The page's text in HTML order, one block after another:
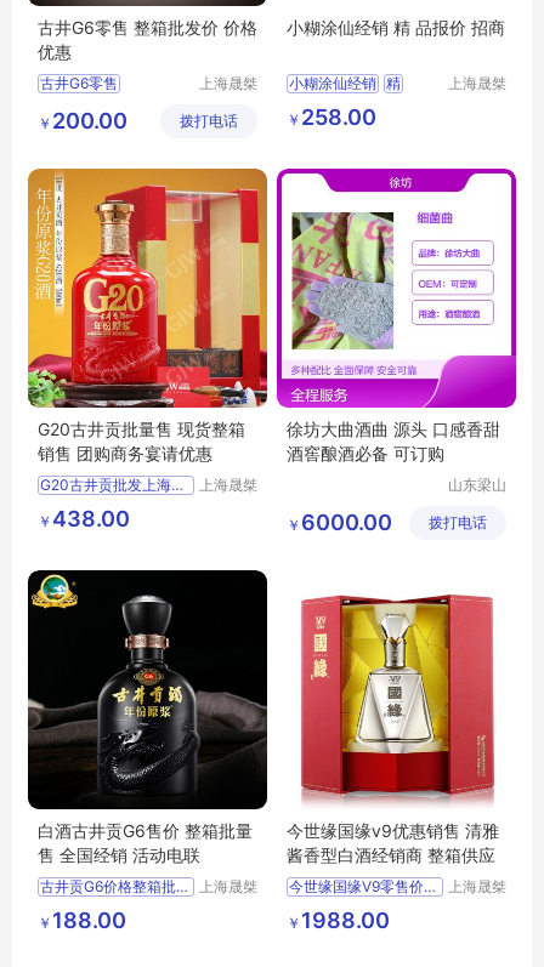
古井G6零售 整箱批发价 价格
优惠
古井G6零售
上海晟桀
公司
￥ 200.00 拨打电话
小糊涂仙经销 精 品报价 招商
小糊涂仙经销 精
品报价
招商
食品生鲜 酒类
上海晟桀
￥ 258.00
G20古井贡批量售 现货整箱
销售 团购商务宴请优惠
G20古井贡批发上海整箱销售团购价
供应
食品生鲜
白酒
上海晟桀
￥ 438.00
徐坊大曲酒曲 源头 口感香甜
酒窖酿酒必备 可订购
山东梁山
有限公司
￥ 6000.00 拨打电话
白酒古井贡G6售价 整箱批量
售 全国经销 活动电联
古井贡G6价格整箱批发上海经销商
供应 食品生鲜
白酒
上海晟桀
￥ 188.00
今世缘国缘v9优惠销售 清雅
酱香型白酒经销商 整箱供应
今世缘国缘V9零售价格优惠上海供应
供应 食品生鲜
白酒
上海晟桀
￥ 1988.00